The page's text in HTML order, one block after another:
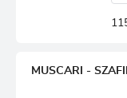
MUSCARI -